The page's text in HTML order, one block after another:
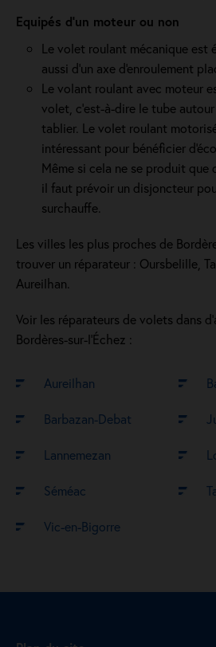
Equipés d'un moteur ou non
Le volet roulant mécanique est
aussi d'un axe d'enroulement
Le volant roulant avec moteur
volet, c’est-à-dire le tube
tablier. Le volet roulant
intéressant pour bénéficier
Même si cela ne se produit que
il faut prévoir un disjoncteur
surchauffe.
Les villes les plus proches de
trouver un réparateur : Oursbelille,
Aureilhan.
Voir les réparateurs de volets dans
Bordères-sur-l’Échez :
Aureilhan
Barbazan-Debat
Lannemezan
Séméac
Vic-en-Bigorre